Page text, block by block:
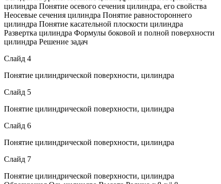
цилиндра Понятие осевого сечения цилиндра, его свойства
Неосевые сечения цилиндра Понятие равностороннего
цилиндра Понятие касательной плоскости цилиндра
Развертка цилиндра Формулы боковой и полной поверхности
цилиндра Решение задач
Слайд 4
Понятие цилиндрической поверхности, цилиндра
Слайд 5
Понятие цилиндрической поверхности, цилиндра
Слайд 6
Понятие цилиндрической поверхности, цилиндра
Слайд 7
Понятие цилиндрической поверхности, цилиндра